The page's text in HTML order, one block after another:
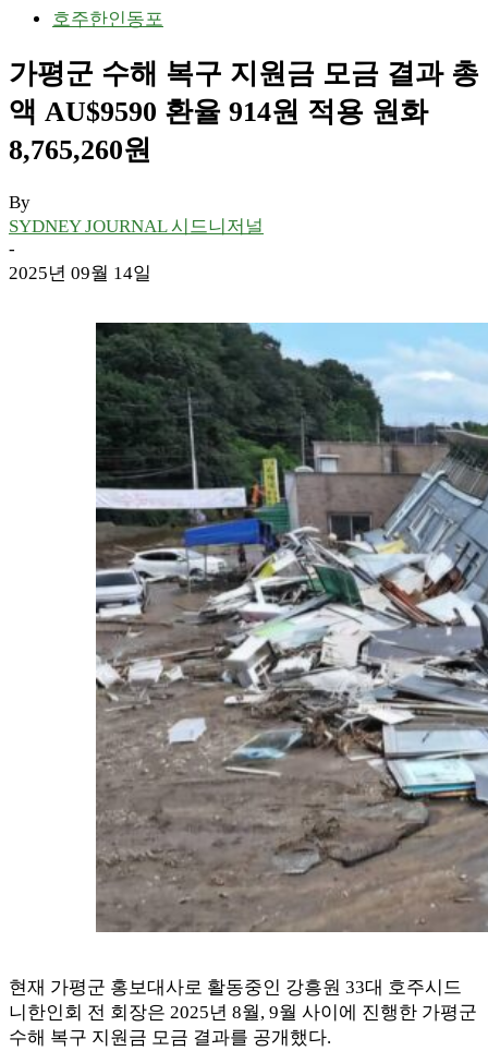
호주한인동포
가평군 수해 복구 지원금 모금 결과 총
액 AU$9590 환율 914원 적용 원화
8,765,260원
By
SYDNEY JOURNAL 시드니저널
-
2025년 09월 14일
현재 가평군 홍보대사로 활동중인 강흥원 33대 호주시드
니한인회 전 회장은 2025년 8월, 9월 사이에 진행한 가평군
수해 복구 지원금 모금 결과를 공개했다.